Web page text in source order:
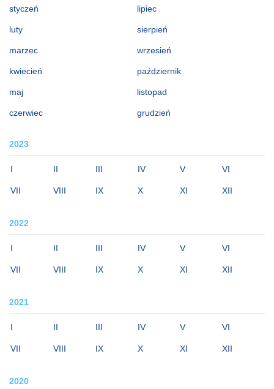
styczeń
luty
marzec
kwiecień
maj
czerwiec
lipiec
sierpień
wrzesień
październik
listopad
grudzień
2023
I II III IV V VI
VII VIII IX X XI XII
2022
I II III IV V VI
VII VIII IX X XI XII
2021
I II III IV V VI
VII VIII IX X XI XII
2020